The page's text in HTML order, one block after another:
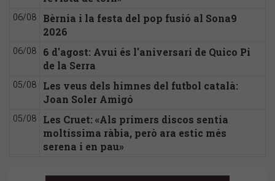
06/08
Bèrnia i la festa del pop fusió al Sona9
2026
06/08
6 d'agost: Avui és l'aniversari de Quico Pi
de la Serra
05/08
Les veus dels himnes del futbol català:
Joan Soler Amigó
05/08
Les Cruet: «Als primers discos sentia
moltíssima ràbia, però ara estic més
serena i en pau»